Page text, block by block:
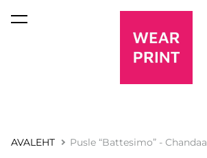
lisati ostukorvi.
AVALEHT Pusle “Battesimo” - Chandaa